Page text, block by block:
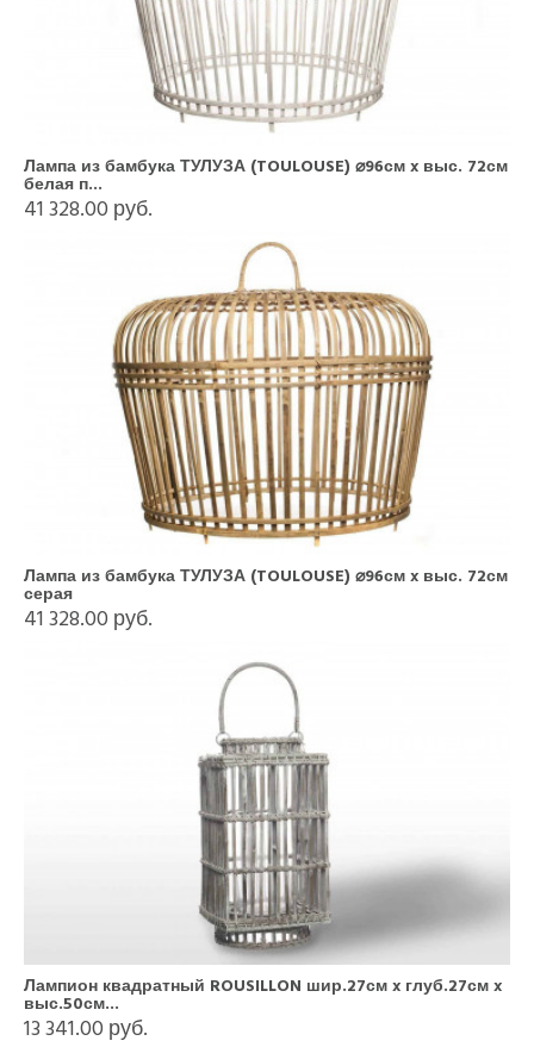
Лампа из бамбука ТУЛУЗА (TOULOUSE) ⌀96см x выс. 72см
белая п...
41 328.00 руб.
Лампа из бамбука ТУЛУЗА (TOULOUSE) ⌀96см x выс. 72см
серая
41 328.00 руб.
Лампион квадратный ROUSILLON шир.27см x глуб.27см x
выс.50см...
13 341.00 руб.